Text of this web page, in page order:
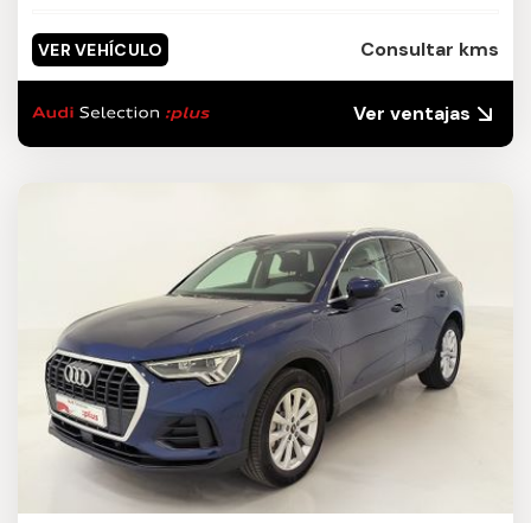
VER VEHÍCULO Consultar kms
Ver ventajas